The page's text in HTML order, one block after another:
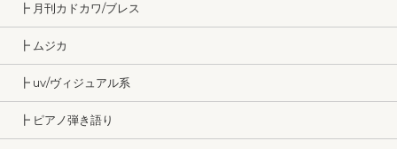
┣ 月刊カドカワ/ブレス
┣ ムジカ
┣ uv/ヴィジュアル系
┣ ピアノ弾き語り